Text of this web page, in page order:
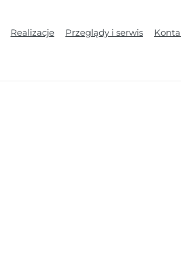
Realizacje Przeglądy i serwis